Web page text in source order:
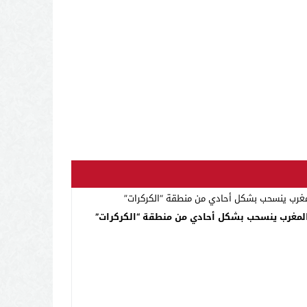
ينسحب بشكل أحادي من منطقة “الكركرات”